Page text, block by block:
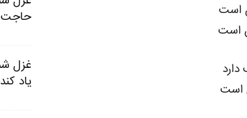
است
است
است
یاد کند